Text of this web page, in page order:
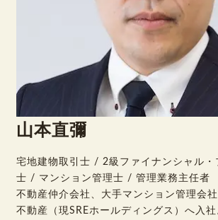
山本直彌
宅地建物取引士 / 2級ファイナンシャル・
士 / マンション管理士 / 管理業務主任者
不動産仲介会社、大手マンション管理会
不動産（現SREホールディングス）へ入社